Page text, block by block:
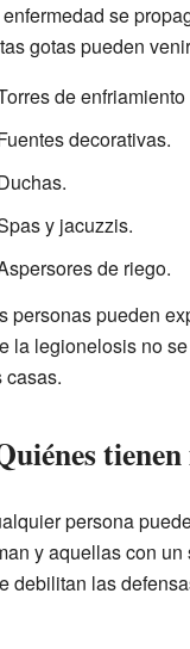
se
gotas pueden
de
decorativas.
y jacuzzis.
de riego.
personas pueden
la legionelosis no
casas.
persona
y aquellas con
debilitan las